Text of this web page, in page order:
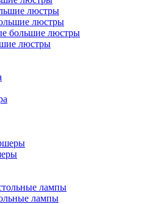
люстры
люстры
большие люстры
люстры
лампы
лампы